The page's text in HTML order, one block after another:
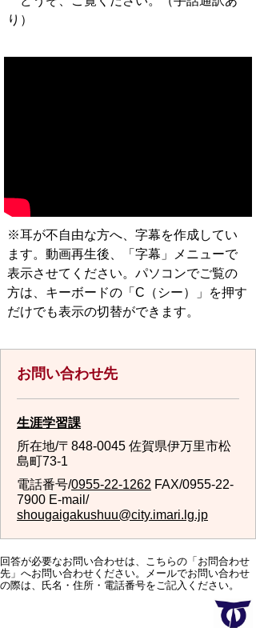
り）
※耳が不自由な方へ、字幕を作成してい
ます。動画再生後、「字幕」メニューで
表示させてください。パソコンでご覧の
方は、キーボードの「C（シー）」を押す
だけでも表示の切替ができます。
お問い合わせ先
生涯学習課
所在地/〒848-0045 佐賀県伊万里市松
島町73-1
電話番号/0955-22-1262 FAX/0955-22-
7900 E-mail/
shougaigakushuu@city.imari.lg.jp
回答が必要なお問い合わせは、こちらの「お問合わせ
先」へお問い合わせください。メールでお問い合わせ
の際は、氏名・住所・電話番号をご記入ください。